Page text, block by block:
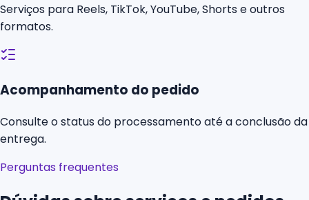
Serviços para Reels, TikTok, YouTube, Shorts e outros
formatos.
Acompanhamento do pedido
Consulte o status do processamento até a conclusão da
entrega.
Perguntas frequentes